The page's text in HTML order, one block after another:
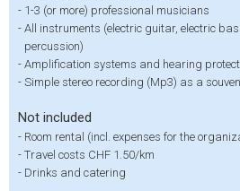
- 1-3 (or more) professional musicians
- All instruments (electric guitar, electric
percussion)
- Amplification systems and hearing
- Simple stereo recording (Mp3) as a
Not included
- Room rental (incl. expenses for the
- Travel costs CHF 1.50/km
- Drinks and catering